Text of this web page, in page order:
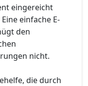
eingereicht
einfache E-
den
nicht.
die durch